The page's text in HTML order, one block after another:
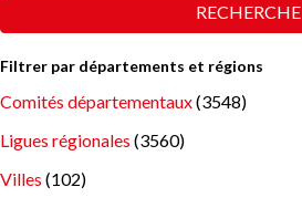
RECHERCHE
Filtrer par départements et régions
Comités départementaux(3548)
Ligues régionales (3560)
Villes (102)